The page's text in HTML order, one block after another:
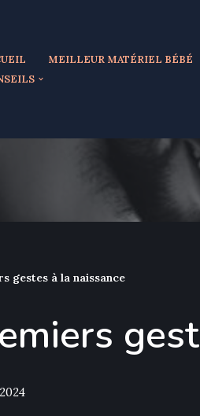
MEILLEUR MATÉRIEL BÉBÉ
gestes à la naissance